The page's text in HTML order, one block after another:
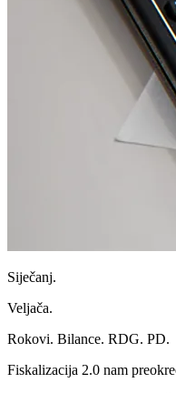
Siječanj.
Veljača.
Rokovi. Bilance. RDG. PD.
Fiskalizacija 2.0 nam